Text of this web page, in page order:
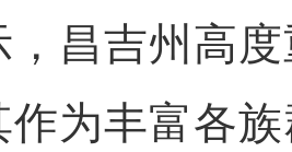
，昌吉州高
作为丰富各